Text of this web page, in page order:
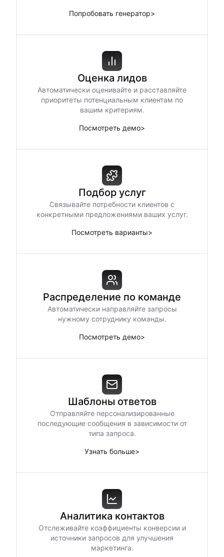
Попробовать генератор>
Оценка лидов
Автоматически оценивайте и расставляйте
приоритеты потенциальным клиентам по
вашим критериям.
Посмотреть демо>
Подбор услуг
Связывайте потребности клиентов с
конкретными предложениями ваших услуг.
Посмотреть варианты>
Распределение по команде
Автоматически направляйте запросы
нужному сотруднику команды.
Посмотреть демо>
Шаблоны ответов
Отправляйте персонализированные
последующие сообщения в зависимости от
типа запроса.
Узнать больше>
Аналитика контактов
Отслеживайте коэффициенты конверсии и
источники запросов для улучшения
маркетинга.